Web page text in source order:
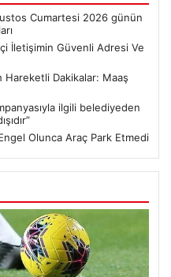
Cumartesi 2026 günün
İletişimin Güvenli Adresi Ve
Hareketli Dakikalar: Maaş
ilgili belediyeden
Olunca Araç Park Etmedi